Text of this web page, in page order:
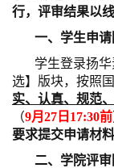
行，评审结果以
一、学生申请
学生登录扬
选】版块，按照
实、认真、规范
（9月27日17:30前
要求提交申请材
二、学院评审